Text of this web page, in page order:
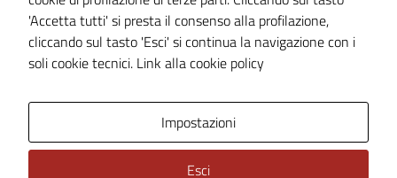
Dichiarazione di accessibilità
Piano di miglioramento del sito
'Accetta tutti' si presta il consenso alla profilazione,
cliccando sul tasto 'Esci' si continua la navigazione con i
soli cookie tecnici. Link alla cookie policy
Impostazioni
Esci